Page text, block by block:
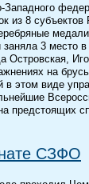
8 субъектов
3 место
Островская,
на
этом виде
предстоящих
СЗФО